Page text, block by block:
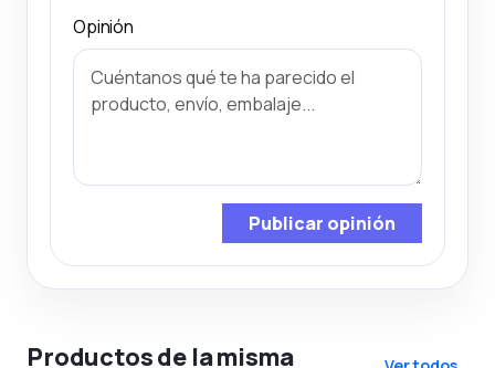
Opinión
Publicar opinión
Productos de la misma